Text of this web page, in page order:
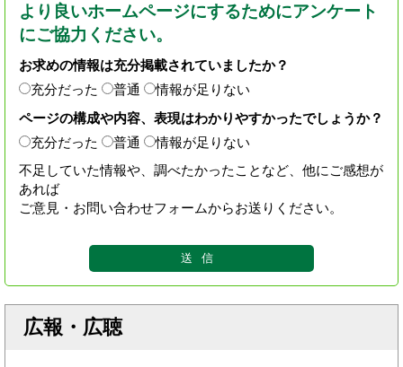
より良いホームページにするためにアンケート
にご協力ください。
お求めの情報は充分掲載されていましたか？
充分だった
普通
情報が足りない
ページの構成や内容、表現はわかりやすかったでしょうか？
充分だった
普通
情報が足りない
不足していた情報や、調べたかったことなど、他にご感想が
あれば
ご意見・お問い合わせフォームからお送りください。
広報・広聴